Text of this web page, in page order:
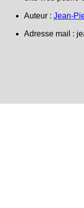
Auteur : Jean-
Adresse mail :